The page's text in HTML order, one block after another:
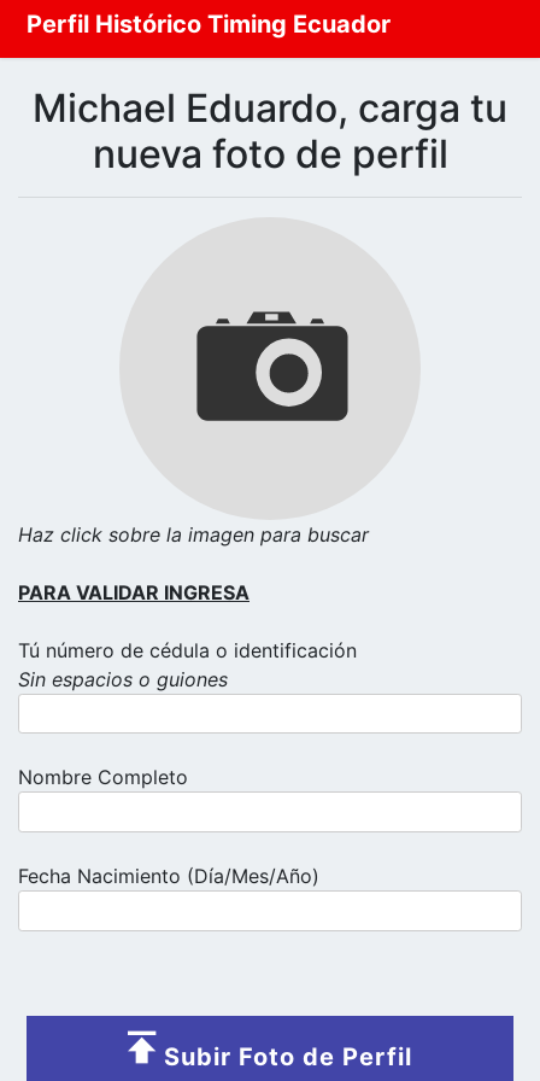
Perfil Histórico Timing Ecuador
Michael Eduardo, carga tu
nueva foto de perfil
Haz click sobre la imagen para buscar
PARA VALIDAR INGRESA
Tú número de cédula o identificación
Sin espacios o guiones
Nombre Completo
Fecha Nacimiento (Día/Mes/Año)
Subir Foto de Perfil